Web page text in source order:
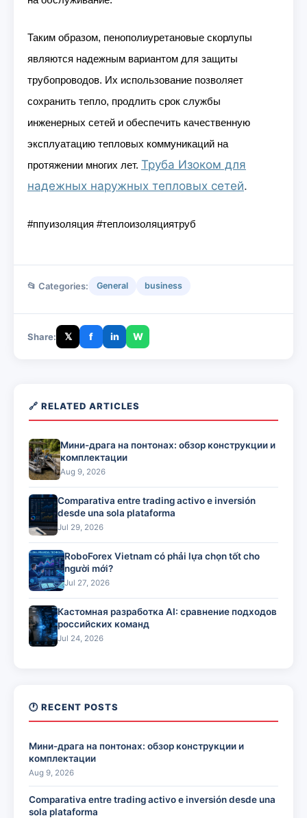
Таким образом, пенополиуретановые скорлупы
являются надежным вариантом для защиты
трубопроводов. Их использование позволяет
сохранить тепло, продлить срок службы
инженерных сетей и обеспечить качественную
эксплуатацию тепловых коммуникаций на
протяжении многих лет. Труба Изоком для
надежных наружных тепловых сетей.
#ппуизоляция #теплоизоляциятруб
📂 Categories: General business
Share: 𝕏 f in W
🔗 RELATED ARTICLES
Мини-драга на понтонах: обзор конструкции и
комплектации
Aug 9, 2026
Comparativa entre trading activo e inversión
desde una sola plataforma
Jul 29, 2026
RoboForex Vietnam có phải lựa chọn tốt cho
người mới?
Jul 27, 2026
Кастомная разработка AI: сравнение подходов
российских команд
Jul 24, 2026
🕐 RECENT POSTS
Мини-драга на понтонах: обзор конструкции и
комплектации
Aug 9, 2026
Comparativa entre trading activo e inversión desde una
sola plataforma